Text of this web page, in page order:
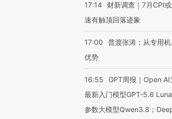
17:14
财新调查｜7月CPI
速有触顶回落迹象
17:00
普渡张涛：从专用
优势
16:55
GPT周报｜Open
最新入门模型GPT-5.6
参数大模型Qwen3.8；